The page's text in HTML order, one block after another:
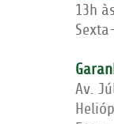
13h
Av.